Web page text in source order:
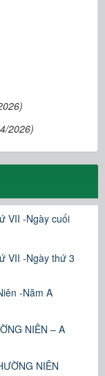
2026)
VII -Ngày cuối
VII -Ngày thứ 3
-Năm A
NIÊN – A
NIÊN